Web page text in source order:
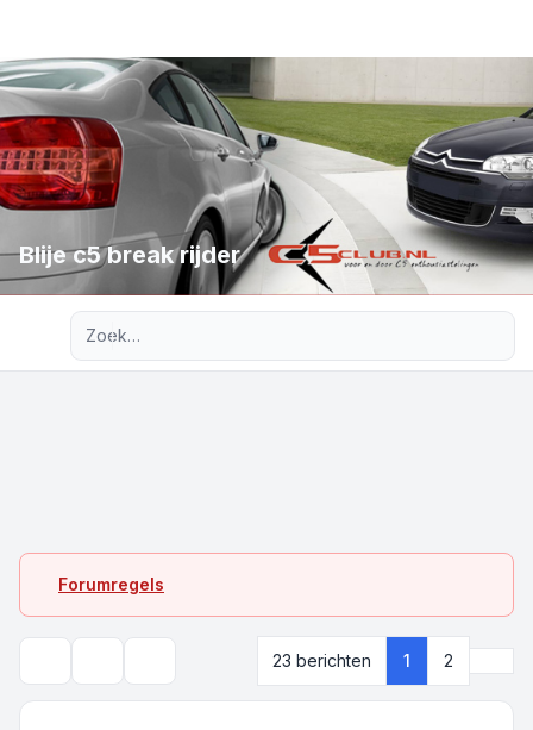
Blije c5 break rijder
Forumregels
Onderwerpgereedschap23 berichten 1 2